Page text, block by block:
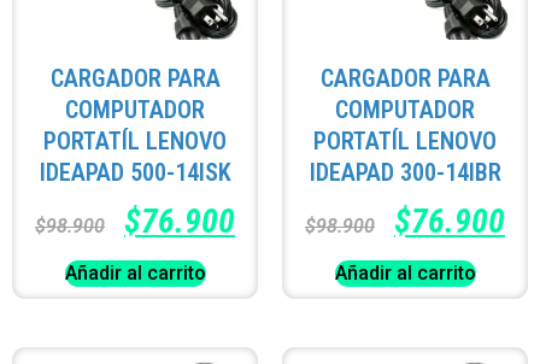
CARGADOR PARA
COMPUTADOR
PORTATÍL LENOVO
IDEAPAD 500-14ISK
$98.900 $76.900
Añadir al carrito
CARGADOR PARA
COMPUTADOR
PORTATÍL LENOVO
IDEAPAD 300-14IBR
$98.900 $76.900
Añadir al carrito